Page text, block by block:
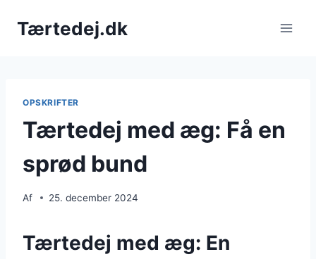
Tærtedej.dk
OPSKRIFTER
Tærtedej med æg: Få en
sprød bund
Af 25. december 2024
Tærtedej med æg: En